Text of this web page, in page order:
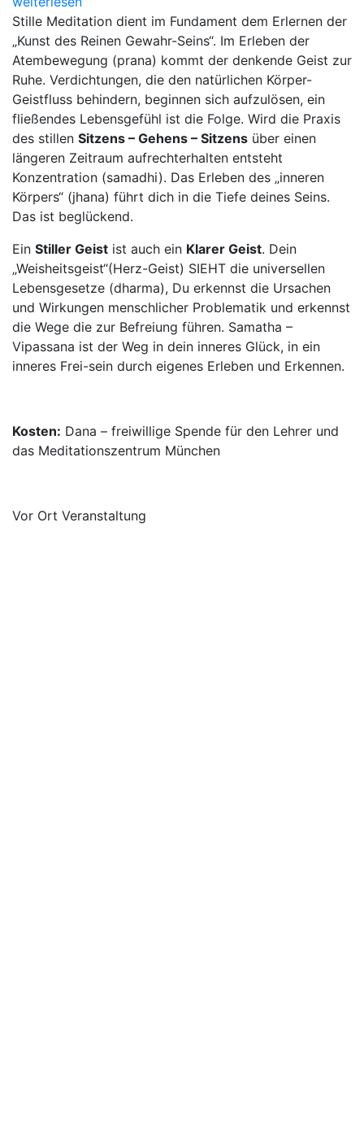
Stille Meditation dient im Fundament dem Erlernen der
„Kunst des Reinen Gewahr-Seins“. Im Erleben der
Atembewegung (prana) kommt der denkende Geist zur
Ruhe. Verdichtungen, die den natürlichen Körper-
Geistfluss behindern, beginnen sich aufzulösen, ein
fließendes Lebensgefühl ist die Folge. Wird die Praxis
des stillen Sitzens – Gehens – Sitzens über einen
längeren Zeitraum aufrechterhalten entsteht
Konzentration (samadhi). Das Erleben des „inneren
Körpers“ (jhana) führt dich in die Tiefe deines Seins.
Das ist beglückend.
Ein Stiller Geist ist auch ein Klarer Geist. Dein
„Weisheitsgeist“(Herz-Geist) SIEHT die universellen
Lebensgesetze (dharma), Du erkennst die Ursachen
und Wirkungen menschlicher Problematik und erkennst
die Wege die zur Befreiung führen. Samatha –
Vipassana ist der Weg in dein inneres Glück, in ein
inneres Frei-sein durch eigenes Erleben und Erkennen.
Kosten: Dana – freiwillige Spende für den Lehrer und
das Meditationszentrum München
Vor Ort Veranstaltung